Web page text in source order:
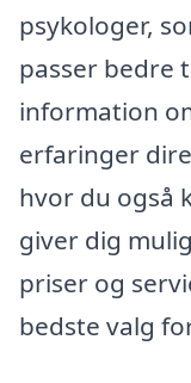
psykologer,
passer bedre
information
erfaringer
hvor du også
giver dig
priser og
bedste valg